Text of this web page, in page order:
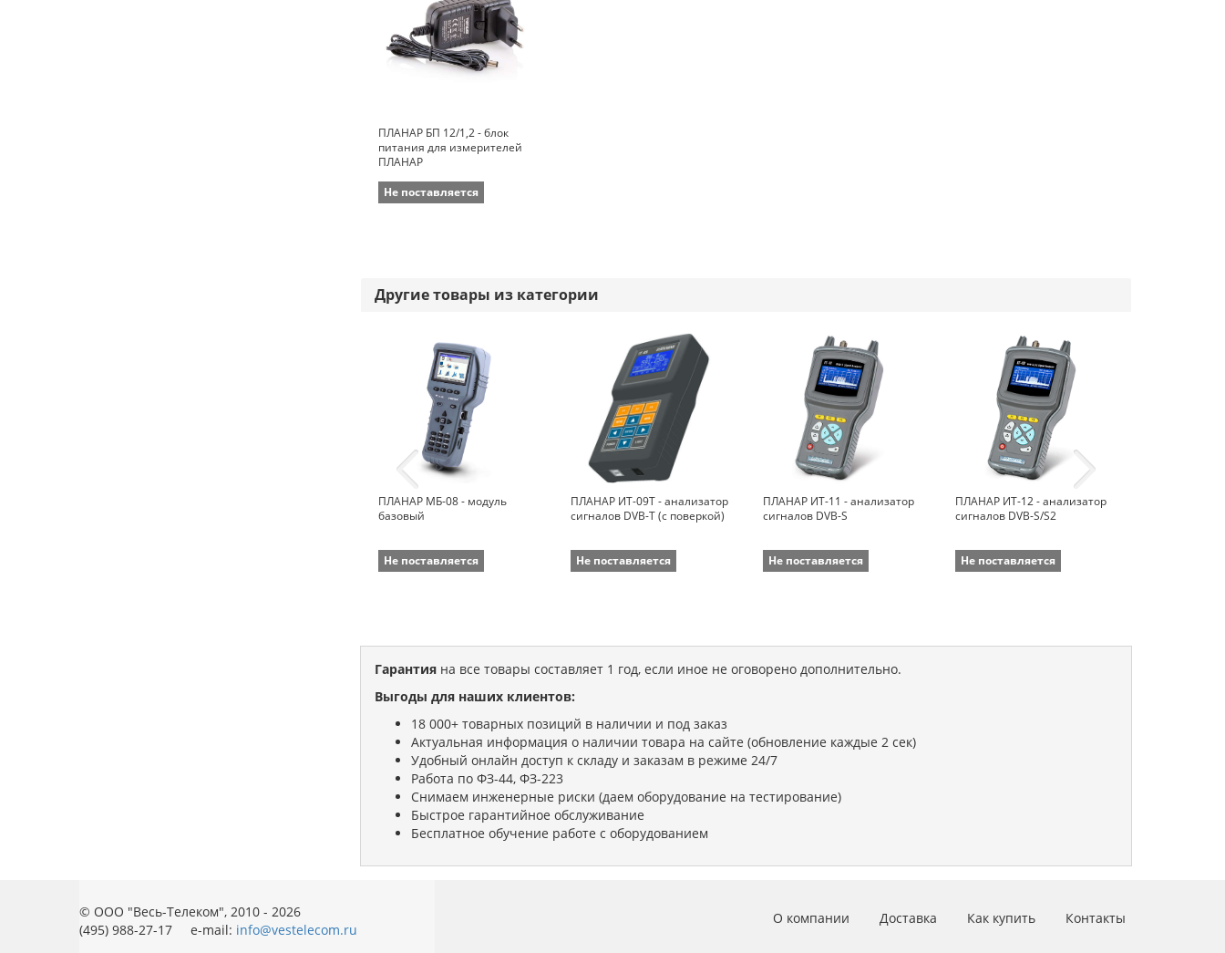
ПЛАНАР БП 12/1,2 - блок
питания для измерителей
ПЛАНАР
Не поставляется
Другие товары из категории
ПЛАНАР МБ-08 - модуль
базовый
Не поставляется
ПЛАНАР ИТ-09T - анализатор
сигналов DVB-Т (с поверкой)
Не поставляется
ПЛАНАР ИТ-11 - анализатор
сигналов DVB-S
Не поставляется
ПЛАНАР ИТ-12 - анализатор
сигналов DVB-S/S2
Не поставляется
Гарантияна все товары составляет 1 год, если иное не оговорено дополнительно.
Выгоды для наших клиентов:
18 000+ товарных позиций в наличии и под заказ
Актуальная информация о наличии товара на сайте (обновление каждые 2 сек)
Удобный онлайн доступ к складу и заказам в режиме 24/7
Работа по ФЗ-44, ФЗ-223
Снимаем инженерные риски (даем оборудование на тестирование)
Быстрое гарантийное обслуживание
Бесплатное обучение работе с оборудованием
© ООО "Весь-Телеком", 2010 - 2026
(495) 988-27-17 e-mail: info@vestelecom.ru
О компании Доставка Как купить Контакты